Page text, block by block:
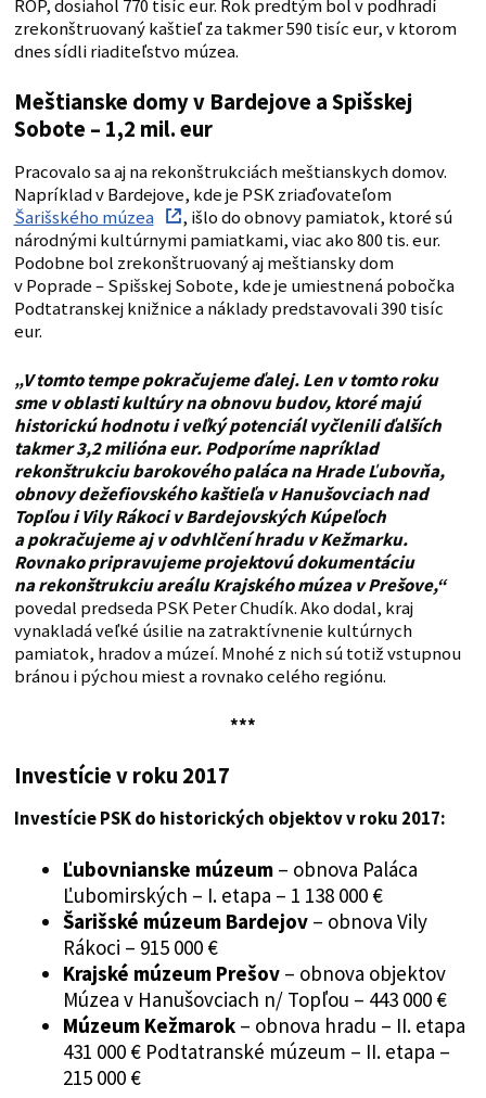
ROP, dosiahol 770 tisíc eur. Rok predtým bol v podhradí
zrekonštruovaný kaštieľ za takmer 590 tisíc eur, v ktorom
dnes sídli riaditeľstvo múzea.
Meštianske domy v Bardejove a Spišskej
Sobote – 1,2 mil. eur
Pracovalo sa aj na rekonštrukciách meštianskych domov.
Napríklad v Bardejove, kde je PSK zriaďovateľom
Šarišského múzea
, išlo do obnovy pamiatok, ktoré sú
národnými kultúrnymi pamiatkami, viac ako 800 tis. eur.
Podobne bol zrekonštruovaný aj meštiansky dom
v Poprade – Spišskej Sobote, kde je umiestnená pobočka
Podtatranskej knižnice a náklady predstavovali 390 tisíc
eur.
„V tomto tempe pokračujeme ďalej. Len v tomto roku
sme v oblasti kultúry na obnovu budov, ktoré majú
historickú hodnotu i veľký potenciál vyčlenili ďalších
takmer 3,2 milióna eur. Podporíme napríklad
rekonštrukciu barokového paláca na Hrade Ľubovňa,
obnovy dežefiovského kaštieľa v Hanušovciach nad
Topľou i Vily Rákoci v Bardejovských Kúpeľoch
a pokračujeme aj v odvhlčení hradu v Kežmarku.
Rovnako pripravujeme projektovú dokumentáciu
na rekonštrukciu areálu Krajského múzea v Prešove,“
povedal predseda PSK Peter Chudík. Ako dodal, kraj
vynakladá veľké úsilie na zatraktívnenie kultúrnych
pamiatok, hradov a múzeí. Mnohé z nich sú totiž vstupnou
bránou i pýchou miest a rovnako celého regiónu.
***
Investície v roku 2017
Investície PSK do historických objektov v roku 2017:
Ľubovnianske múzeum– obnova Paláca
Ľubomirských – I. etapa – 1 138 000 €
Šarišské múzeum Bardejov– obnova Vily
Rákoci – 915 000 €
Krajské múzeum Prešov– obnova objektov
Múzea v Hanušovciach n/ Topľou – 443 000 €
Múzeum Kežmarok– obnova hradu – II. etapa
431 000 € Podtatranské múzeum – II. etapa –
215 000 €